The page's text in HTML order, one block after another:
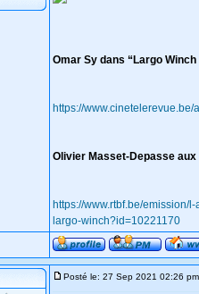
Omar Sy dans “Largo Winch
https://
Olivier Masset-Depasse
https://www.rtbf.be/
largo-winch?id=10221170
Posté le: 27 Sep 2021 02:26 pm